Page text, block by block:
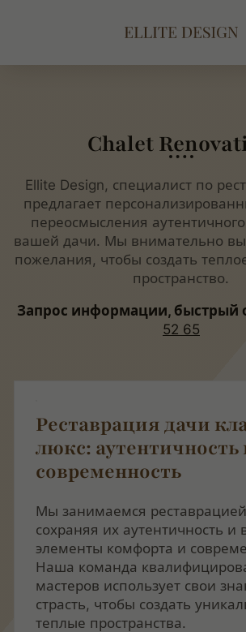
Chalet
Ellite Design, специалист по
предлагает
переосмысления
вашей дачи. Мы внимательно
пожелания, чтобы создать
пространство.
Запрос информации, быстрый
52 65
Реставрация дачи
люкс: аутентичность
современность
Мы занимаемся
сохраняя их аутентичность и
элементы комфорта и
Наша команда
мастеров использует свои
страсть, чтобы создать
теплые пространства.